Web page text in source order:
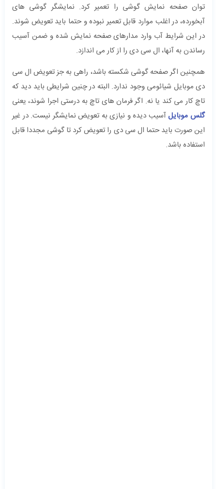
توان صفحه نمایش گوشی را تعمیر کرد. نمایشگر گوشی های
آبخورده، در اغلب موارد قابل تعمیر نبوده و حتما باید تعویض شوند.
در این شرایط آب وارد مدارهای صفحه نمایش شده و ضمن آسیب
رساندن به آنها، ال سی دی را از کار می اندازد.
همچنین اگر صفحه گوشی شکسته باشد، راهی به جز تعویض ال سی
دی موبایل شیائومی وجود ندارد. البته در چنین شرایطی باید دید که
تاچ کار می کند یا نه. اگر فرمان های تاچ به درستی اجرا شوند، یعنی
گلس موبایلآسیب دیده و نیازی به تعویض نمایشگر نیست. در غیر
این صورت باید حتما ال سی دی را تعویض کرد تا گوشی مجددا قابل
استفاده باشد.